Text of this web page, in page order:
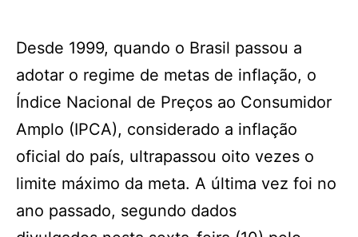
Desde 1999, quando o Brasil passou a
adotar o regime de metas de inflação, o
Índice Nacional de Preços ao Consumidor
Amplo (IPCA), considerado a inflação
oficial do país, ultrapassou oito vezes o
limite máximo da meta. A última vez foi no
ano passado, segundo dados